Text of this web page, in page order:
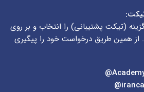
(تیکت پشتیبانی) را انتخاب و بر روی
از همین طریق درخواست خود را پیگیری